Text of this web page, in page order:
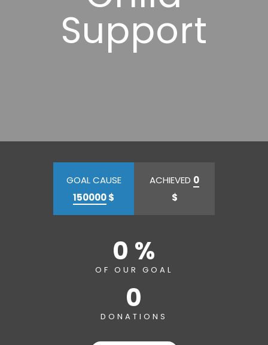
Support
GOAL CAUSE
150000$
ACHIEVED 0
$
0 %
OF OUR GOAL
0
DONATIONS